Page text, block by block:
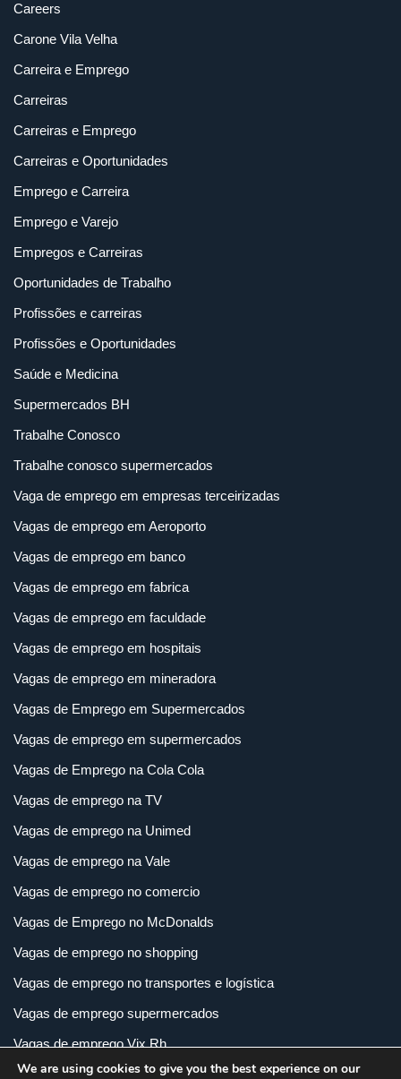
Careers
Carone Vila Velha
Carreira e Emprego
Carreiras
Carreiras e Emprego
Carreiras e Oportunidades
Emprego e Carreira
Emprego e Varejo
Empregos e Carreiras
Oportunidades de Trabalho
Profissões e carreiras
Profissões e Oportunidades
Saúde e Medicina
Supermercados BH
Trabalhe Conosco
Trabalhe conosco supermercados
Vaga de emprego em empresas terceirizadas
Vagas de emprego em Aeroporto
Vagas de emprego em banco
Vagas de emprego em fabrica
Vagas de emprego em faculdade
Vagas de emprego em hospitais
Vagas de emprego em mineradora
Vagas de Emprego em Supermercados
Vagas de emprego em supermercados
Vagas de Emprego na Cola Cola
Vagas de emprego na TV
Vagas de emprego na Unimed
Vagas de emprego na Vale
Vagas de emprego no comercio
Vagas de Emprego no McDonalds
Vagas de emprego no shopping
Vagas de emprego no transportes e logística
Vagas de emprego supermercados
Vagas de emprego Vix Rh
Vagas de empregos em imobiliária
We are using cookies to give you the best experience on our